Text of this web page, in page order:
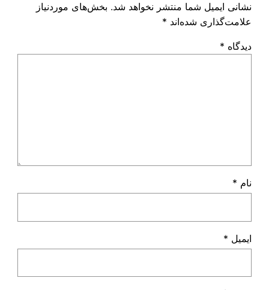
نشانی ایمیل شما منتشر نخواهد شد. بخش‌های موردنیاز
علامت‌گذاری شده‌اند *
دیدگاه *
نام *
ایمیل *